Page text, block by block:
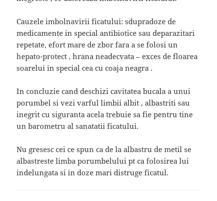
Cauzele imbolnavirii ficatului: sdupradoze de
medicamente in special antibiotice sau deparazitari
repetate, efort mare de zbor fara a se folosi un
hepato-protect , hrana neadecvata – exces de floarea
soarelui in special cea cu coaja neagra .
In concluzie cand deschizi cavitatea bucala a unui
porumbel si vezi varful limbii albit , albastriti sau
inegrit cu siguranta acela trebuie sa fie pentru tine
un barometru al sanatatii ficatului.
Nu gresesc cei ce spun ca de la albastru de metil se
albastreste limba porumbelului pt ca folosirea lui
indelungata si in doze mari distruge ficatul.